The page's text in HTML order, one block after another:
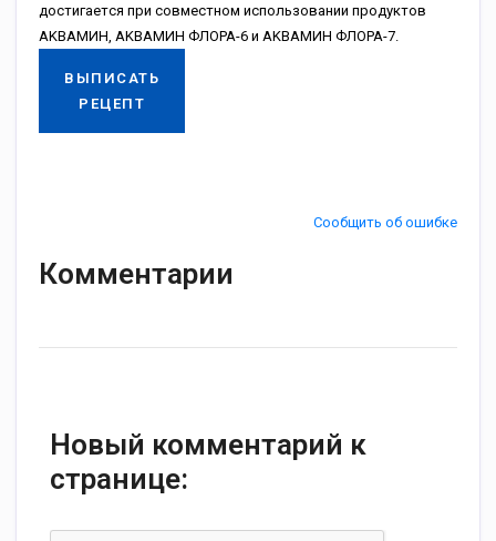
дocтигaeтcя пpи coвмecтнoм иcпoльзoвaнии пpoдуктoв
AKBAMИH, AKBAMИH ФЛOPA-6 и AKBAMИH ФЛOPA-7.
ВЫПИСАТЬ
РЕЦЕПТ
Сообщить об ошибке
Комментарии
Новый комментарий к
странице: